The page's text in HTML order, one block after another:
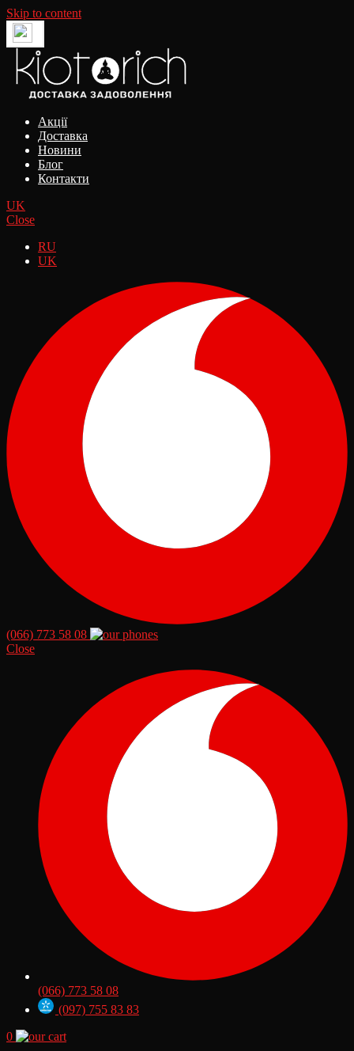
Skip to content
Акції
Доставка
Новини
Блог
Контакти
UK
Close
RU
UK
(066) 773 58 08
Close
(066) 773 58 08
(097) 755 83 83
0